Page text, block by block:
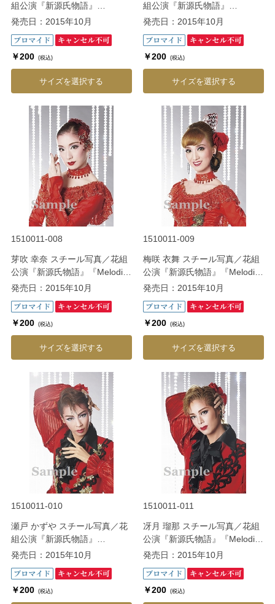
組公演『新源氏物語』
『Melodia－熱く美しき旋律
発売日：2015年10月
￥200 (税込)
サイズを選択する
組公演『新源氏物語』
『Melodia－熱く美しき旋律
発売日：2015年10月
￥200 (税込)
サイズを選択する
1510011-008
芽吹 幸奈 スチール写真／花組
公演『新源氏物語』『Melodia
－熱く美しき旋律－』
発売日：2015年10月
￥200 (税込)
サイズを選択する
1510011-009
梅咲 衣舞 スチール写真／花組
公演『新源氏物語』『Melodia
－熱く美しき旋律－』
発売日：2015年10月
￥200 (税込)
サイズを選択する
1510011-010
瀬戸 かずや スチール写真／花
組公演『新源氏物語』
『Melodia－熱く美しき旋律
発売日：2015年10月
￥200 (税込)
1510011-011
冴月 瑠那 スチール写真／花組
公演『新源氏物語』『Melodia
－熱く美しき旋律－』
発売日：2015年10月
￥200 (税込)